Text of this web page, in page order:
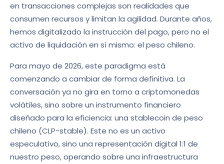
en transacciones complejas son realidades que
consumen recursos y limitan la agilidad. Durante años,
hemos digitalizado la instrucción del pago, pero no el
activo de liquidación en sí mismo: el peso chileno.
Para mayo de 2026, este paradigma está
comenzando a cambiar de forma definitiva. La
conversación ya no gira en torno a criptomonedas
volátiles, sino sobre un instrumento financiero
diseñado para la eficiencia: una stablecoin de peso
chileno (CLP-stable). Este no es un activo
especulativo, sino una representación digital 1:1 de
nuestro peso, operando sobre una infraestructura